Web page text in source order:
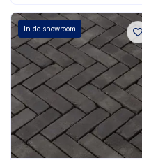
In de showroom